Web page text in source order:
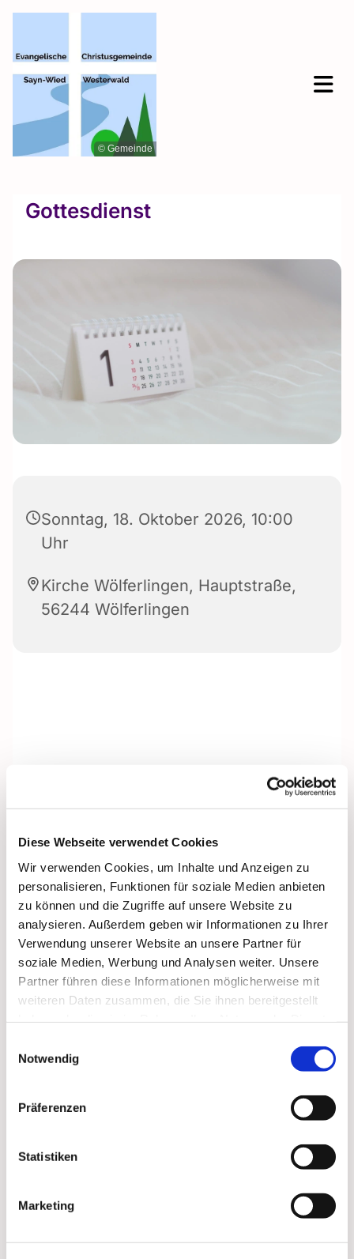
Diese Webseite verwendet Cookies
Wir verwenden Cookies, um Inhalte und Anzeigen zu
personalisieren, Funktionen für soziale Medien anbieten
zu können und die Zugriffe auf unsere Website zu
analysieren. Außerdem geben wir Informationen zu Ihrer
Verwendung unserer Website an unsere Partner für
soziale Medien, Werbung und Analysen weiter. Unsere
Partner führen diese Informationen möglicherweise mit
weiteren Daten zusammen, die Sie ihnen bereitgestellt
Notwendig
Präferenzen
Statistiken
Marketing
© Gemeinde
Gottesdienst
Sonntag, 18. Oktober 2026, 10:00
Uhr
Kirche Wölferlingen, Hauptstraße,
56244 Wölferlingen
Dies könnte Sie auch